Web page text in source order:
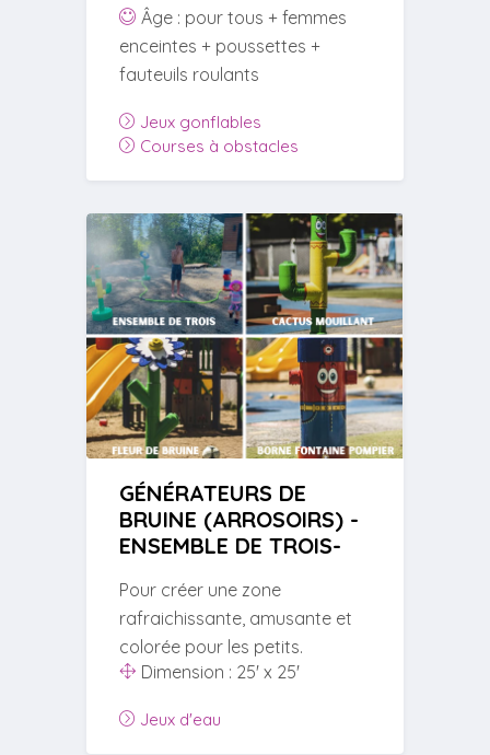
Âge : pour tous + femmes
enceintes + poussettes +
fauteuils roulants
Jeux gonflables
Courses à obstacles
GÉNÉRATEURS DE
BRUINE (ARROSOIRS) -
ENSEMBLE DE TROIS-
Pour créer une zone
rafraichissante, amusante et
colorée pour les petits.
Dimension : 25' x 25'
Jeux d'eau